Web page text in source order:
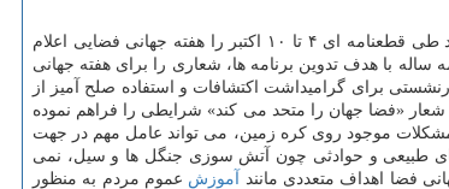
به گزارش ما دیجیتال به نقل از مهر، محمدجعفر محمدی امروز در نشست خبری هفته جهانی فضا با اشاره به اینكه در سال ۱۹۹۹ مجمع عمومی سازمان ملل متحد طی قطعنامه ای ۴ تا ۱۰ اكتبر را هفته جهانی فضایی اعلام
با هدف تدوین برنامه ها، شعاری را برای هفته جهانی
برای گرامیداشت اكتشافات و استفاده صلح آمیز از
شعار «فضا جهان را متحد می كند» شرایطی را فراهم نموده
مشكلات موجود روی كره زمین، می تواند عامل مهم در جهت
طبیعی و حوادثی چون آتش سوزی جنگل ها و سیل، نمی
فضا اهداف متعددی مانند آموزش عموم مردم به منظور